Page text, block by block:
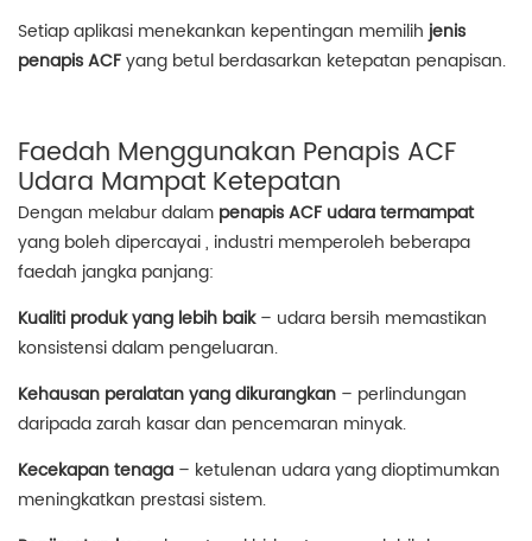
Setiap aplikasi menekankan kepentingan memilih jenis
penapis ACFyang betul berdasarkan ketepatan penapisan.
Faedah Menggunakan Penapis ACF
Udara Mampat Ketepatan
Dengan melabur dalam penapis ACF udara termampat
yang boleh dipercayai , industri memperoleh beberapa
faedah jangka panjang:
Kualiti produk yang lebih baik– udara bersih memastikan
konsistensi dalam pengeluaran.
Kehausan peralatan yang dikurangkan – perlindungan
daripada zarah kasar dan pencemaran minyak.
Kecekapan tenaga – ketulenan udara yang dioptimumkan
meningkatkan prestasi sistem.